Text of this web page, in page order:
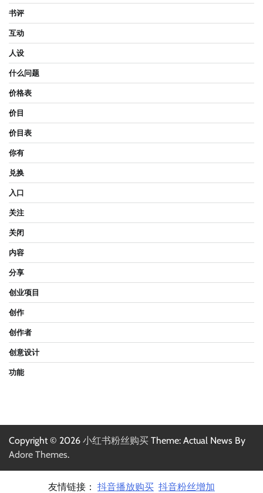
书评
互动
人设
什么问题
价格表
价目
价目表
你有
兑换
入口
关注
关闭
内容
分享
创业项目
创作
创作者
创意设计
功能
Copyright © 2026 小红书粉丝购买 Theme: Actual News By
Adore Themes.
友情链接： 抖音播放购买 抖音粉丝增加